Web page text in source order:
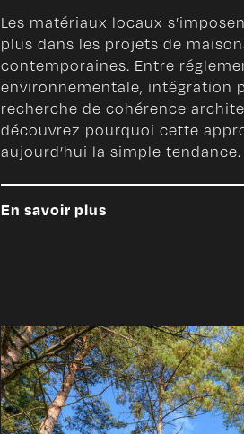
Les matériaux locaux
plus dans les projets de
contemporaines. Entre
environnementale, intégration
recherche de cohérence
découvrez pourquoi cette
aujourd’hui la simple tendance.
En savoir plus